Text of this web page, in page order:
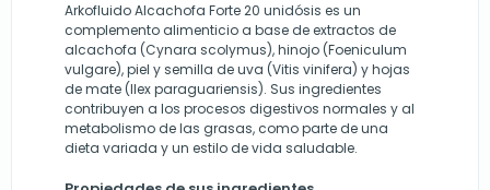
Arkofluido Alcachofa Forte 20 unidósis es un
complemento alimenticio a base de extractos de
alcachofa (Cynara scolymus), hinojo (Foeniculum
vulgare), piel y semilla de uva (Vitis vinifera) y hojas
de mate (Ilex paraguariensis). Sus ingredientes
contribuyen a los procesos digestivos normales y al
metabolismo de las grasas, como parte de una
dieta variada y un estilo de vida saludable.